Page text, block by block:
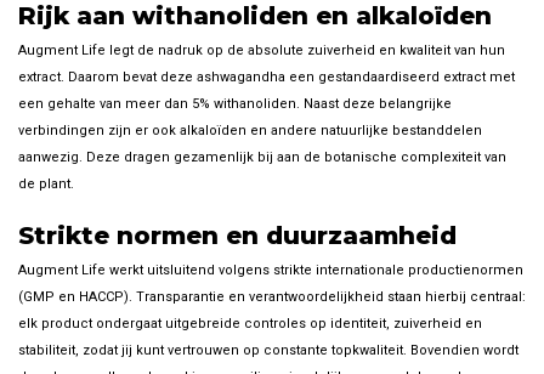
Rijk aan withanoliden en alkaloïden
Augment Life legt de nadruk op de absolute zuiverheid en kwaliteit van hun
extract. Daarom bevat deze ashwagandha een gestandaardiseerd extract met
een gehalte van meer dan 5% withanoliden. Naast deze belangrijke
verbindingen zijn er ook alkaloïden en andere natuurlijke bestanddelen
aanwezig. Deze dragen gezamenlijk bij aan de botanische complexiteit van
de plant.
Strikte normen en duurzaamheid
Augment Life werkt uitsluitend volgens strikte internationale productienormen
(GMP en HACCP). Transparantie en verantwoordelijkheid staan hierbij centraal:
elk product ondergaat uitgebreide controles op identiteit, zuiverheid en
stabiliteit, zodat jij kunt vertrouwen op constante topkwaliteit. Bovendien wordt